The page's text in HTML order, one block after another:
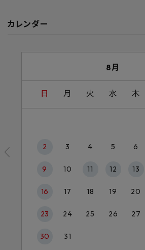
カレンダー
8月
日 月 火 水 木
2 3 4 5 6
9 10 11 12 13
16 17 18 19 20
23 24 25 26 27
30 31